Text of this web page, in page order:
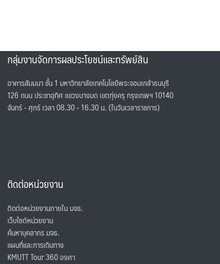
กลุ่มงานจัดการผลประโยชน์และทรัพย์สิน
อาคารสัมมนา ชั้น 1 มหาวิทยาลัยเทคโนโลยีพระจอมเกล้าธนบุรี
126 ถนน ประชาอุทิศ แขวงบางมด เขตทุ่งครุ กรุงเทพฯ 10140
จันทร์ - ศุกร์ เวลา 08.30 - 16.30 น. (ในวันเวลาราชการ)
ติดต่อหน่วยงาน
ติดต่อหน่วยงานภายใน มจธ.
เว็บไซต์หน่วยงาน
ค้นหาบุคลากร มจธ.
แผนที่และการเดินทาง
KMUTT Tour 360 องศา